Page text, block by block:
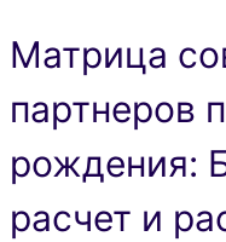
Матрица
партнеров
рождения:
расчет и